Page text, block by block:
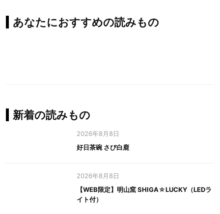
あなたにおすすめの読みもの
新着の読みもの
2026年8月8日
好日茶碗 さび白鹿
2026年8月8日
【WEB限定】明山窯 SHIGA☆LUCKY（LEDラ
イト付）